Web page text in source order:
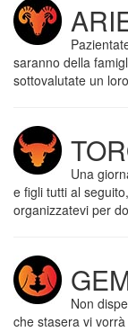
saranno della
sottovalutate un
Una
e figli tutti al
organizzatevi per
Non
che stasera vi